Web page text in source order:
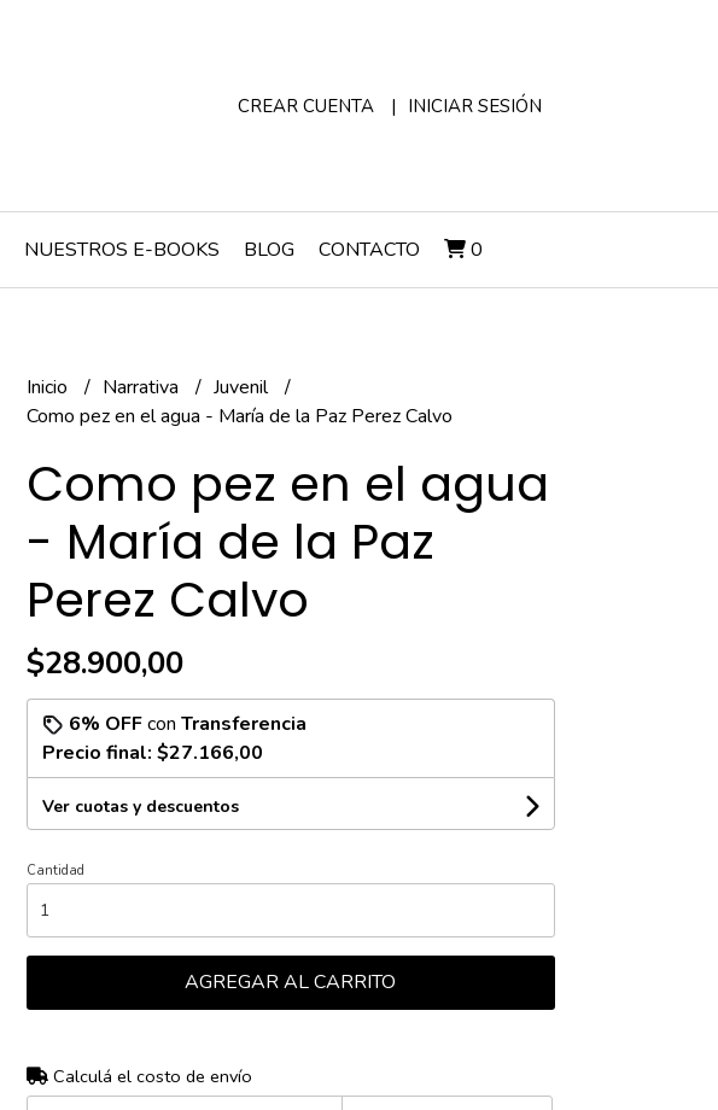
CREAR CUENTA INICIAR SESIÓN
NUESTROS E-BOOKS BLOG CONTACTO 0
Inicio Narrativa
Juvenil
Como pez en el agua - María de la Paz Perez Calvo
Como pez en el agua
- María de la Paz
Perez Calvo
$28.900,00
6% OFFcon Transferencia
Precio final: $27.166,00
Ver cuotas y descuentos
Cantidad
AGREGAR AL CARRITO
Calculá el costo de envío